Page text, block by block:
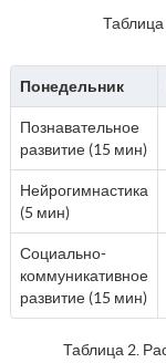
Понедельник
Познавательное
развитие (15 мин)
Нейрогимнастика
(5 мин)
Социально-
коммуникативное
развитие (15 мин)
Таблица 2.